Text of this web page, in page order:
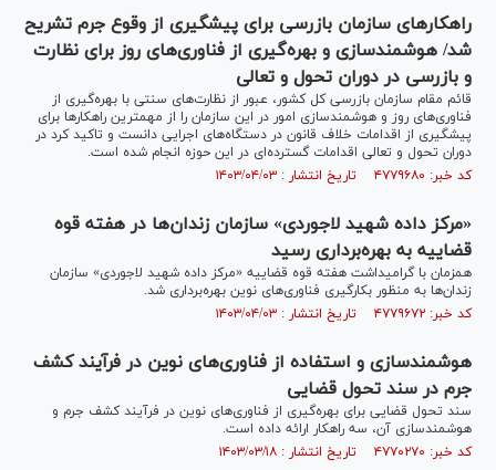
راهکار‌های سازمان بازرسی برای پیشگیری از وقوع جرم تشریح
شد/ هوشمندسازی و بهره‌گیری از فناوری‌های روز برای نظارت
و بازرسی در دوران تحول و تعالی
قائم مقام سازمان بازرسی کل کشور، عبور از نظارت‌های سنتی با بهره‌گیری از
فناوری‌های روز و هوشمندسازی امور در این سازمان را از مهمترین راهکار‌ها برای
پیشگیری از اقدامات خلاف قانون در دستگاه‌های اجرایی دانست و تاکید کرد در
دوران تحول و تعالی اقدامات گسترده‌ای در این حوزه انجام شده است.
کد خبر: ۴۷۷۹۶۸۰ تاریخ انتشار : ۱۴۰۳/۰۴/۰۳
«مرکز داده شهید لاجوردی» سازمان زندان‌ها در هفته قوه
قضاییه به بهره‌برداری رسید
همزمان با گرامیداشت هفته قوه قضاییه «مرکز داده شهید لاجوردی» سازمان
زندان‌ها به منظور بکارگیری فناوری‌های نوین بهره‌برداری شد.
کد خبر: ۴۷۷۹۶۷۲ تاریخ انتشار : ۱۴۰۳/۰۴/۰۳
هوشمندسازی و استفاده از فناوری‌های نوین در فرآیند کشف
جرم در سند تحول قضایی
سند تحول قضایی برای بهره‌گیری از فناوری‌های نوین در فرآیند کشف جرم و
هوشمندسازی آن، سه راهکار ارائه داده است.
کد خبر: ۴۷۷۰۲۷۰ تاریخ انتشار : ۱۴۰۳/۰۳/۱۸